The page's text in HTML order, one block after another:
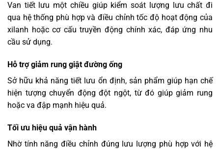
Van tiết lưu một chiều giúp kiểm soát lượng lưu chất đi
qua hệ thống phù hợp và điều chỉnh tốc độ hoạt động của
xilanh hoặc cơ cấu truyền động chính xác, đáp ứng nhu
cầu sử dụng.
Hỗ trợ giảm rung giật đường ống
Sở hữu khả năng tiết lưu ổn định, sản phẩm giúp hạn chế
hiện tượng chuyển động đột ngột, từ đó giúp giảm rung
hoặc va đập mạnh hiệu quả.
Tối ưu hiệu quả vận hành
Nhờ tính năng điều chỉnh đúng lưu lượng phù hợp với hệ